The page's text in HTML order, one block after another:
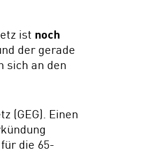
ist noch
der gerade
sich an den
(GEG). Einen
die 65-